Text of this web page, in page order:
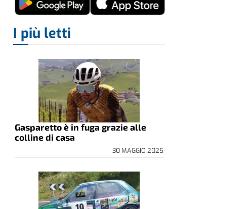
I più letti
Gasparetto è in fuga grazie alle
colline di casa
30 MAGGIO 2025